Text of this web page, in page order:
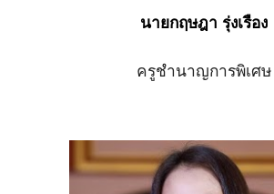
นายกฤษฎา รุ่งเรือง
ครูชำนาญการพิเศษ